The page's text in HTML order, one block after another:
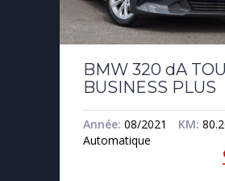
BMW 320 dA
BUSINESS PLUS
Année: 08/2021 KM:
Automatique